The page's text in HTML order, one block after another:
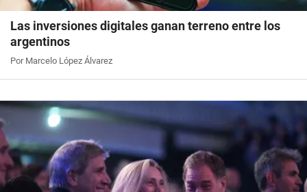
Las inversiones digitales ganan terreno entre los
argentinos
Por Marcelo López Álvarez